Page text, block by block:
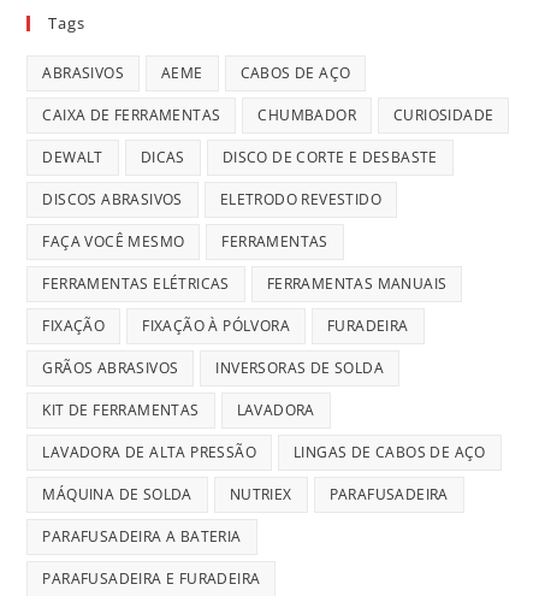
Tags
ABRASIVOS AEME CABOS DE AÇO
CAIXA DE FERRAMENTAS CHUMBADOR CURIOSIDADE
DEWALT DICAS DISCO DE CORTE E DESBASTE
DISCOS ABRASIVOS ELETRODO REVESTIDO
FAÇA VOCÊ MESMO FERRAMENTAS
FERRAMENTAS ELÉTRICAS FERRAMENTAS MANUAIS
FIXAÇÃO FIXAÇÃO À PÓLVORA FURADEIRA
GRÃOS ABRASIVOS INVERSORAS DE SOLDA
KIT DE FERRAMENTAS LAVADORA
LAVADORA DE ALTA PRESSÃO LINGAS DE CABOS DE AÇO
MÁQUINA DE SOLDA NUTRIEX PARAFUSADEIRA
PARAFUSADEIRA A BATERIA
PARAFUSADEIRA E FURADEIRA